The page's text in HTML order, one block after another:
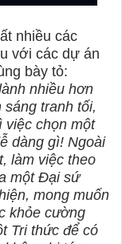
nhiều các
với các dự án
bày tỏ:
nhiều hơn
tranh tối,
việc chọn một
dàng gì! Ngoài
làm việc theo
một Đại sứ
mong muốn
khỏe cường
Tri thức để có